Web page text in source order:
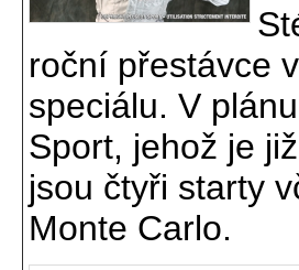
roční přestávce
speciálu. V
Sport, jehož je
jsou čtyři starty
Monte Carlo.